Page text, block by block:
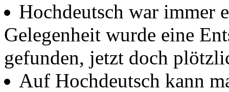
Hochdeutsch war immer
Gelegenheit wurde eine
gefunden, jetzt doch
Auf Hochdeutsch kann